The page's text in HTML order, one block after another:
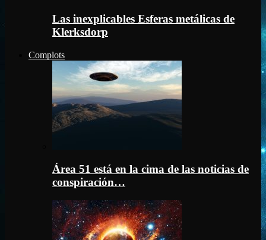
Las inexplicables Esferas metálicas de
Klerksdorp
Complots
Área 51 está en la cima de las noticias de
conspiración…